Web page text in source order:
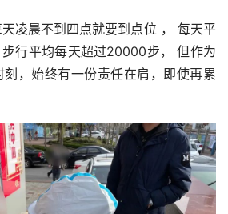
凌晨不到四点就要到点位 ， 每天平
行平均每天超过20000步， 但作为
，始终有一份责任在肩，即使再累